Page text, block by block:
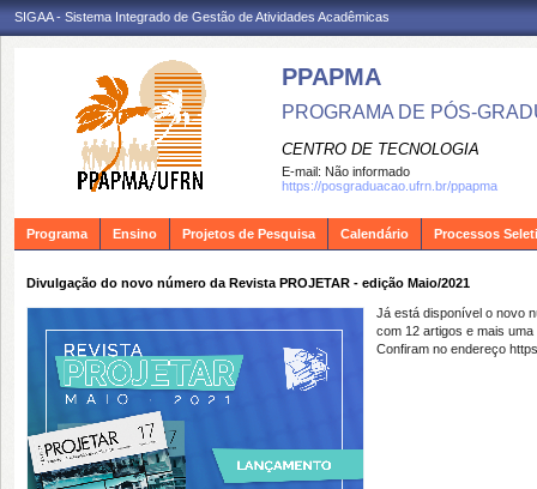
SIGAA - Sistema Integrado de Gestão de Atividades Acadêmicas
PPAPMA
PROGRAMA DE PÓS-
CENTRO DE TECNOLOGIA
E-mail: Não informado
https://posgraduacao.ufrn.br/ppapma
Programa Ensino Projetos de Pesquisa Calendário Processos
Divulgação do novo número da Revista PROJETAR - edição Maio/2021
Já está disponível o novo
com 12 artigos e mais
Confiram no endereço